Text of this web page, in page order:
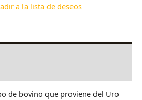
a la lista de deseos
de bovino que proviene del Uro